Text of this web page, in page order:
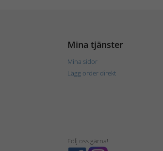
Mina tjänster
Mina sidor
Lägg order direkt
Följ oss gärna!